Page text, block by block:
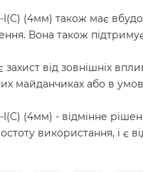
I(C) (4мм) також має
Вона також
від зовнішніх
майданчиках або в
I(C) (4мм) - відмінне
використання, і